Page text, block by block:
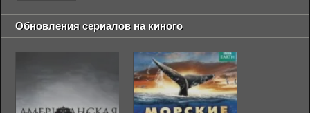
Обновления сериалов на киного